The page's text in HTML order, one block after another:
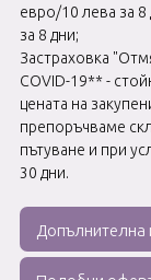
евро/10 лева за 8
за 8 дни;
Застраховка
COVID-19** -
цената на
препоръчваме
пътуване и при
30 дни.